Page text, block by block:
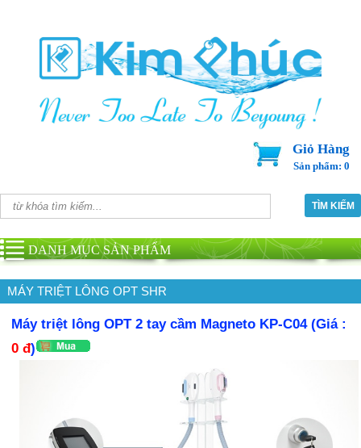
Giỏ Hàng
Sản phẩm: 0
DANH MỤC SẢN PHẨM
MÁY TRIỆT LÔNG OPT SHR
Máy triệt lông OPT 2 tay cầm Magneto KP-C04 (Giá :
0 đ)